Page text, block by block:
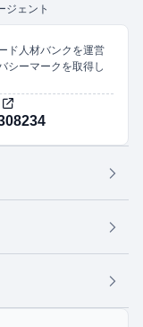
ジェント
ド人材バンクを運営
シーマークを取得し